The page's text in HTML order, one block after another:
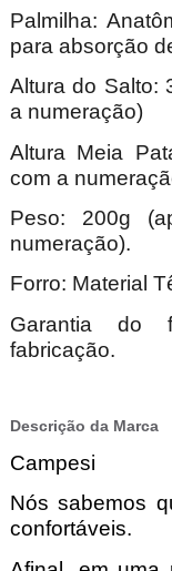
Palmilha:
para absorção
Altura do Salto:
a numeração)
Altura Meia
com a
Peso: 200g
numeração).
Forro: Material
Garantia do
fabricação.
Descrição da Marca
Campesi
Nós sabemos
confortáveis.